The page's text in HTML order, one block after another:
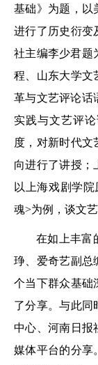
基础》为题，以
进行了历史衍变
社主编李少君题
程、山东大学文
革与文艺评论话
实践与文艺评
度，对新时代文
向进行了讲授；
以上海戏剧学
魂>为例，谈文
在如上丰富
琤、爱奇艺副总
个当下群众基础
了分享。与此同
中心、河南日报
媒体平台的分享